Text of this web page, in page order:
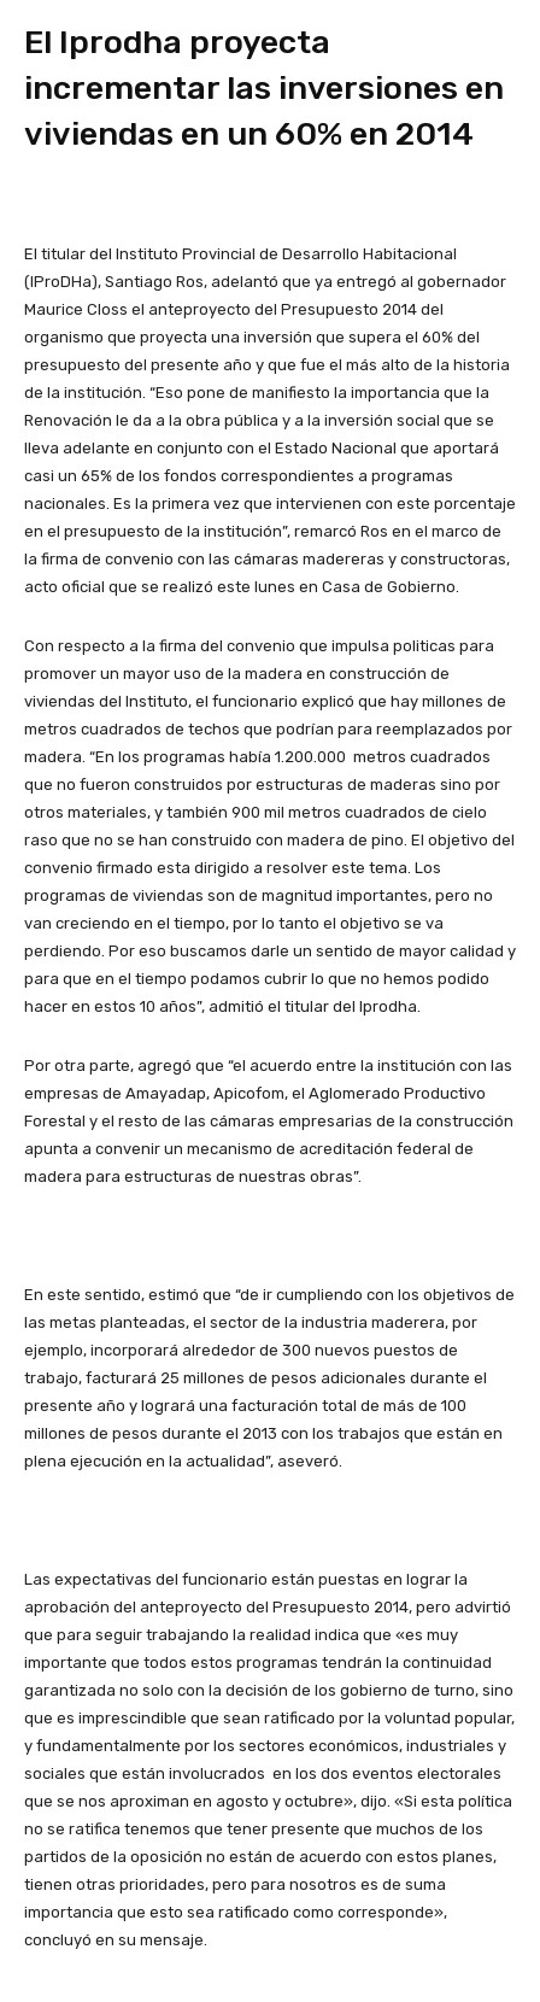
El Iprodha proyecta
incrementar las inversiones en
viviendas en un 60% en 2014
El titular del Instituto Provincial de Desarrollo Habitacional
(IProDHa), Santiago Ros, adelantó que ya entregó al gobernador
Maurice Closs el anteproyecto del Presupuesto 2014 del
organismo que proyecta una inversión que supera el 60% del
presupuesto del presente año y que fue el más alto de la historia
de la institución. “Eso pone de manifiesto la importancia que la
Renovación le da a la obra pública y a la inversión social que se
lleva adelante en conjunto con el Estado Nacional que aportará
casi un 65% de los fondos correspondientes a programas
nacionales. Es la primera vez que intervienen con este porcentaje
en el presupuesto de la institución”, remarcó Ros en el marco de
la firma de convenio con las cámaras madereras y constructoras,
acto oficial que se realizó este lunes en Casa de Gobierno.
Con respecto a la firma del convenio que impulsa politicas para
promover un mayor uso de la madera en construcción de
viviendas del Instituto, el funcionario explicó que hay millones de
metros cuadrados de techos que podrían para reemplazados por
madera. “En los programas había 1.200.000 metros cuadrados
que no fueron construidos por estructuras de maderas sino por
otros materiales, y también 900 mil metros cuadrados de cielo
raso que no se han construido con madera de pino. El objetivo del
convenio firmado esta dirigido a resolver este tema. Los
programas de viviendas son de magnitud importantes, pero no
van creciendo en el tiempo, por lo tanto el objetivo se va
perdiendo. Por eso buscamos darle un sentido de mayor calidad y
para que en el tiempo podamos cubrir lo que no hemos podido
hacer en estos 10 años”, admitió el titular del Iprodha.
Por otra parte, agregó que “el acuerdo entre la institución con las
empresas de Amayadap, Apicofom, el Aglomerado Productivo
Forestal y el resto de las cámaras empresarias de la construcción
apunta a convenir un mecanismo de acreditación federal de
madera para estructuras de nuestras obras”.
En este sentido, estimó que “de ir cumpliendo con los objetivos de
las metas planteadas, el sector de la industria maderera, por
ejemplo, incorporará alrededor de 300 nuevos puestos de
trabajo, facturará 25 millones de pesos adicionales durante el
presente año y logrará una facturación total de más de 100
millones de pesos durante el 2013 con los trabajos que están en
plena ejecución en la actualidad”, aseveró.
Las expectativas del funcionario están puestas en lograr la
aprobación del anteproyecto del Presupuesto 2014, pero advirtió
que para seguir trabajando la realidad indica que «es muy
importante que todos estos programas tendrán la continuidad
garantizada no solo con la decisión de los gobierno de turno, sino
que es imprescindible que sean ratificado por la voluntad popular,
y fundamentalmente por los sectores económicos, industriales y
sociales que están involucrados en los dos eventos electorales
que se nos aproximan en agosto y octubre», dijo. «Si esta política
no se ratifica tenemos que tener presente que muchos de los
partidos de la oposición no están de acuerdo con estos planes,
tienen otras prioridades, pero para nosotros es de suma
importancia que esto sea ratificado como corresponde»,
concluyó en su mensaje.